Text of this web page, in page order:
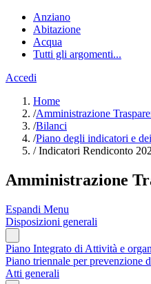
Anziano
Abitazione
Acqua
Tutti gli argomenti...
Accedi
Home
/Amministrazione
/Bilanci
/Piano degli indicatori e
/Indicatori Rendiconto
Amministrazione
Espandi Menu
Disposizioni generali
Piano Integrato di Attività e
Piano triennale per prevenzione
Atti generali